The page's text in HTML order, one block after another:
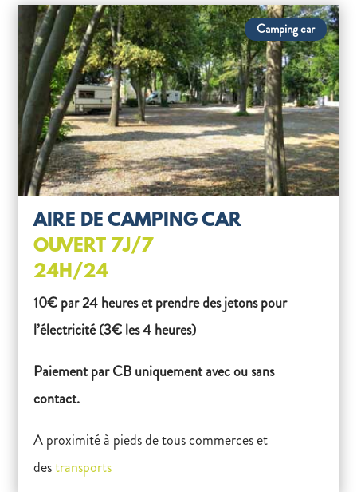
Camping car
AIRE DE CAMPING CAR
OUVERT 7J/7
24H/24
10€ par 24 heures et prendre des jetons pour
l’électricité (3€ les 4 heures)
Paiement par CB uniquement avec ou sans
contact.
A proximité à pieds de tous commerces et
destransports